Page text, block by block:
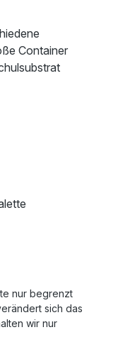
Container
nur begrenzt
sich das
wir nur